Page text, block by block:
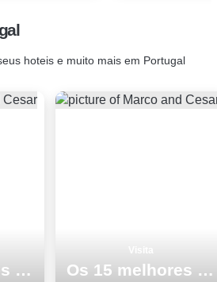
hoteis e muito mais em Portugal
Os 15 melhores locais para visitar em Leiria Os 15 melhores pontos turisticos para visitar em Peniche